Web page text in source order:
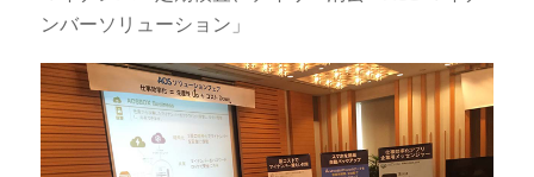
ンバーソリューション」